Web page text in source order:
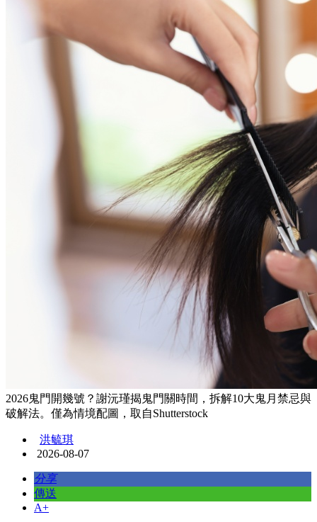
2026鬼門開幾號？謝沅瑾揭鬼門關時間，拆解10大鬼月禁忌與
破解法。僅為情境配圖，取自Shutterstock
洪毓琪
2026-08-07
分享
傳送
A+